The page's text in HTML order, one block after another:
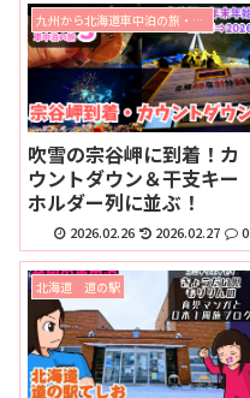
九州から北海道車中泊の旅・宗谷岬で年末年始2025⇒2026
吹雪の宗谷岬に到着！カ
ウントダウン＆干支キー
ホルダー列に並ぶ！
2026.02.26 2026.02.27 0
北海道 道の駅